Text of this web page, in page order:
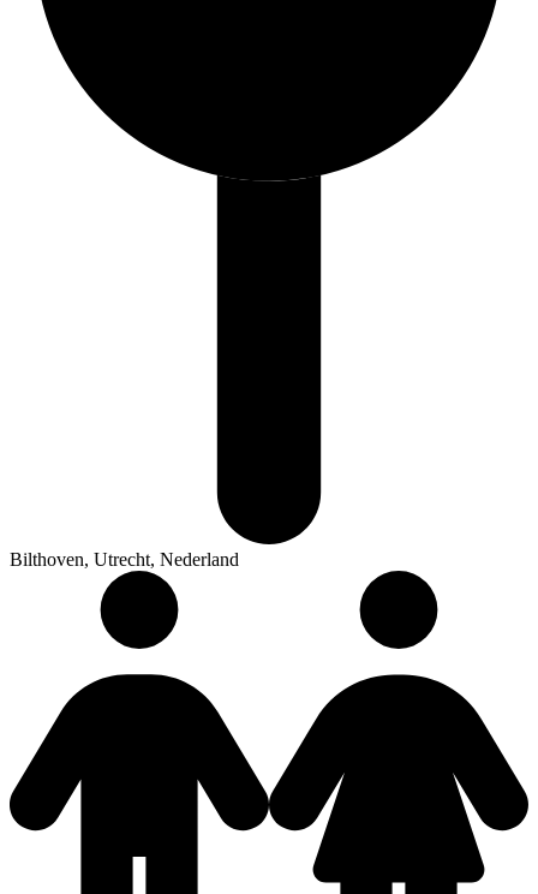
Bilthoven, Utrecht, Nederland